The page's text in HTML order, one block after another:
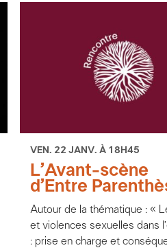
VEN. 22 JANV. À 18H45
L’Avant-scène
d’Entre
Autour de la thématique : «
et violences sexuelles dans
: prise en charge et